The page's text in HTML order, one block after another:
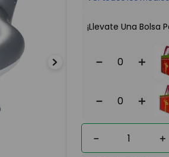
¡Llevate Una Bolsa
＋
－
＋
－
＋
－